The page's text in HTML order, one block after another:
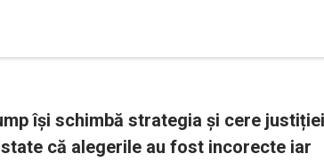
își schimbă strategia și cere
că alegerile au fost incorecte iar